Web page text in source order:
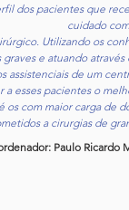
dos pacientes que
cuidado
Utilizando os
e atuando
assistenciais de um
esses pacientes o
os com maior carga de
a cirurgias de
Paulo Ricardo